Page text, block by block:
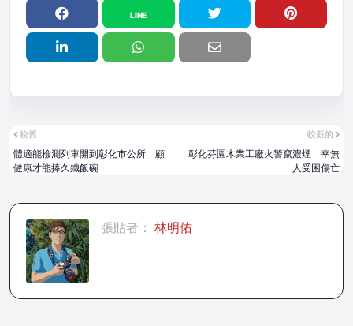
較新的
彰化芬園木業工廠火警竄濃煙 幸無
人受困傷亡
較舊
體適能檢測列車開到彰化市公所 顧
健康才能捧久鐵飯碗
張貼者： 林明佑